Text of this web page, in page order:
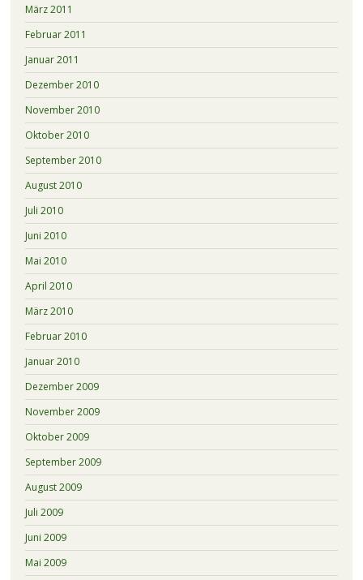
März 2011
Februar 2011
Januar 2011
Dezember 2010
November 2010
Oktober 2010
September 2010
August 2010
Juli 2010
Juni 2010
Mai 2010
April 2010
März 2010
Februar 2010
Januar 2010
Dezember 2009
November 2009
Oktober 2009
September 2009
August 2009
Juli 2009
Juni 2009
Mai 2009